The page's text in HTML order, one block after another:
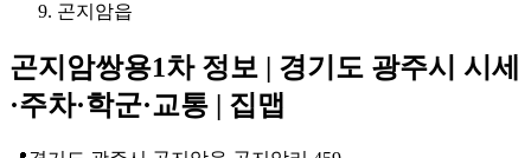
곤지암읍
곤지암쌍용1차 정보 | 경기도 광주시 시세
·주차·학군·교통 | 집맵